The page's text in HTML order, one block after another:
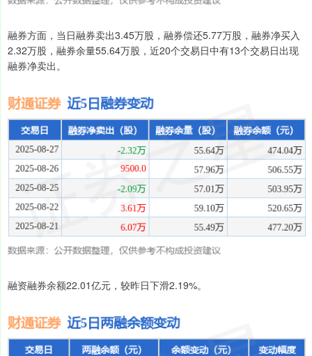
融券方面，当日融券卖出3.45万股，融券偿还5.77万股，融券净买入
2.32万股，融券余量55.64万股，近20个交易日中有13个交易日出现
融券净卖出。
融资融券余额22.01亿元，较昨日下滑2.19%。